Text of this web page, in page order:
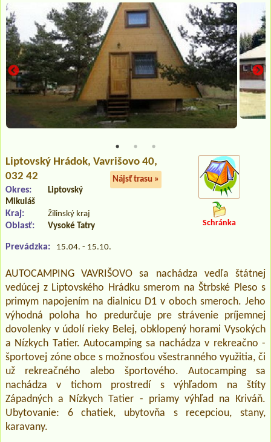
Liptovský Hrádok, Vavrišovo 40,
032 42
Nájsť trasu »
Okres:
Liptovský
Mikuláš
Kraj: Žilinský kraj
Oblasť: Vysoké Tatry
Prevádzka: 15.04. - 15.10.
Schránka
AUTOCAMPING VAVRIŠOVO sa nachádza vedľa štátnej
vedúcej z Liptovského Hrádku smerom na Štrbské Pleso s
primym napojením na dialnicu D1 v oboch smeroch. Jeho
výhodná poloha ho predurčuje pre strávenie príjemnej
dovolenky v údolí rieky Belej, obklopený horami Vysokých
a Nízkych Tatier. Autocamping sa nachádza v rekreačno -
športovej zóne obce s možnosťou všestranného využitia, či
už rekreačného alebo športového. Autocamping sa
nachádza v tichom prostredí s výhľadom na štíty
Západných a Nízkych Tatier - priamy výhľad na Kriváň.
Ubytovanie: 6 chatiek, ubytovňa s recepciou, stany,
karavany.